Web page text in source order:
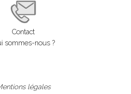
Contact
sommes-nous ?
légales